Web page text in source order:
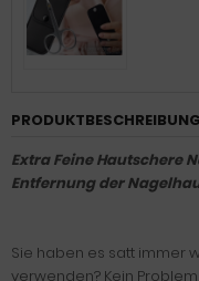
PRODUKTBESCHREIBUNG
Extra Feine Hautschere
Entfernung der
Sie haben es satt immer
verwenden? Kein